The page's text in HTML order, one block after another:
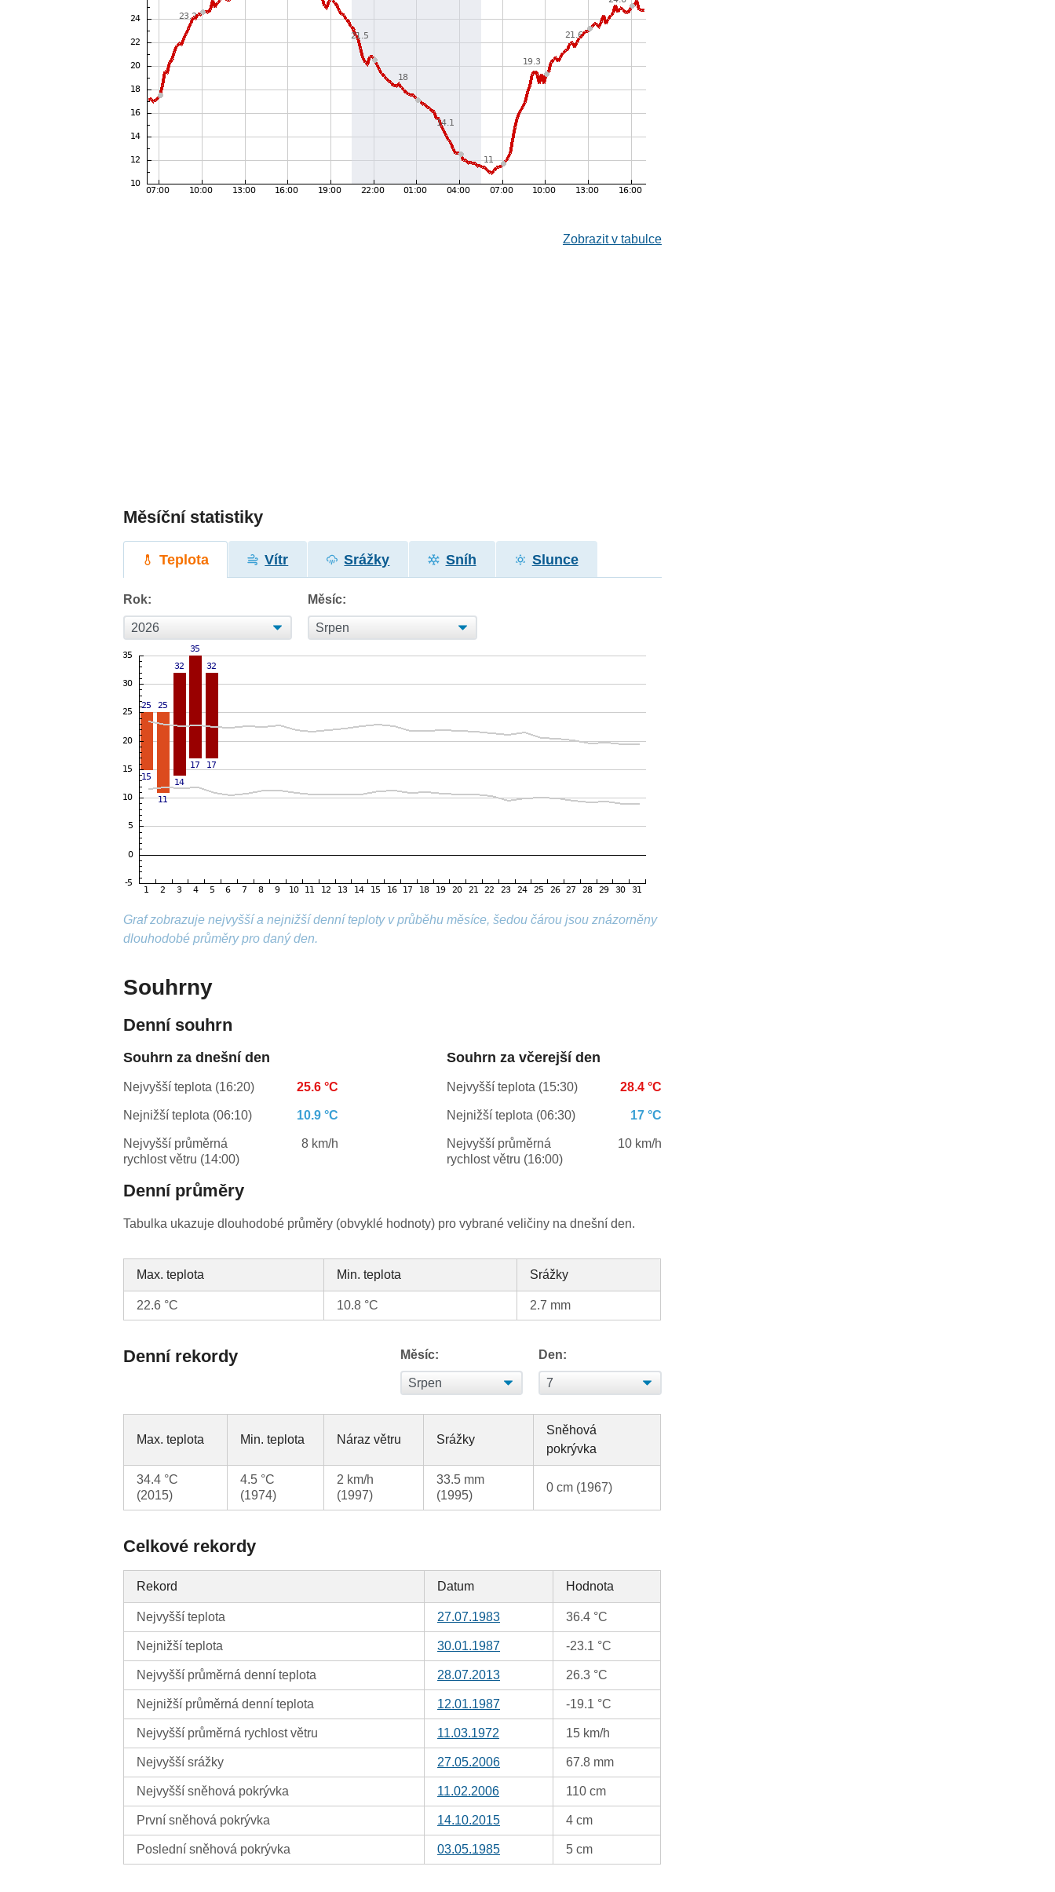
Zobrazit v tabulce
Měsíční statistiky
Teplota Vítr Srážky Sníh Slunce
Rok: Měsíc:
Graf zobrazuje nejvyšší a nejnižší denní teploty v průběhu měsíce, šedou čárou jsou znázorněny
dlouhodobé průměry pro daný den.
Souhrny
Denní souhrn
Souhrn za dnešní den
Nejvyšší teplota (16:20) 25.6 °C
Nejnižší teplota (06:10) 10.9 °C
Nejvyšší průměrná
rychlost větru (14:00)
8 km/h
Souhrn za včerejší den
Nejvyšší teplota (15:30) 28.4 °C
Nejnižší teplota (06:30) 17 °C
Nejvyšší průměrná
rychlost větru (16:00)
10 km/h
Denní průměry
Tabulka ukazuje dlouhodobé průměry (obvyklé hodnoty) pro vybrané veličiny na dnešní den.
Max. teplota Min. teplota Srážky
22.6 °C 10.8 °C 2.7 mm
Denní rekordy Měsíc: Den:
Max. teplota Min. teplota Náraz větru Srážky
Sněhová
pokrývka
34.4 °C
(2015)
4.5 °C
(1974)
2 km/h
(1997)
33.5 mm
(1995)
0 cm (1967)
Celkové rekordy
Rekord Datum Hodnota
Nejvyšší teplota 27.07.1983 36.4 °C
Nejnižší teplota 30.01.1987 -23.1 °C
Nejvyšší průměrná denní teplota 28.07.2013 26.3 °C
Nejnižší průměrná denní teplota 12.01.1987 -19.1 °C
Nejvyšší průměrná rychlost větru 11.03.1972 15 km/h
Nejvyšší srážky 27.05.2006 67.8 mm
Nejvyšší sněhová pokrývka 11.02.2006 110 cm
První sněhová pokrývka 14.10.2015 4 cm
Poslední sněhová pokrývka 03.05.1985 5 cm